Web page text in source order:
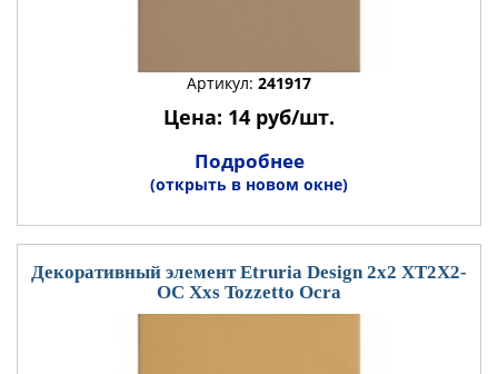
Артикул: 241917
Цена: 14 руб/шт.
Подробнее
(открыть в новом окне)
Декоративный элемент Etruria Design 2x2 XT2X2-
OC Xxs Tozzetto Ocra